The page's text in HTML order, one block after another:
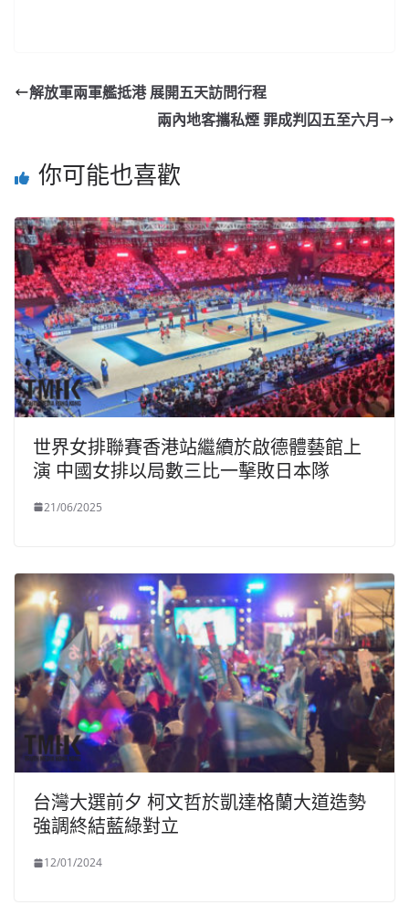
解放軍兩軍艦抵港 展開五天訪問行程
兩內地客攜私煙 罪成判囚五至六月
你可能也喜歡
世界女排聯賽香港站繼續於啟德體藝館上
演 中國女排以局數三比一擊敗日本隊
21/06/2025
台灣大選前夕 柯文哲於凱達格蘭大道造勢
強調終結藍綠對立
12/01/2024